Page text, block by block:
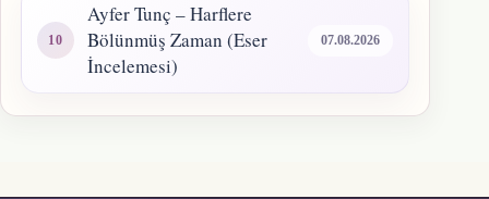
Ayfer Tunç – Harflere
Bölünmüş Zaman (Eser
İncelemesi)
07.08.2026